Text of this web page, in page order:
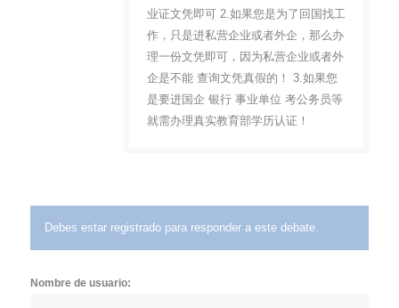
业证文凭即可 2.如果您是为了回国找工
作，只是进私营企业或者外企，那么办
理一份文凭即可，因为私营企业或者外
企是不能 查询文凭真假的！ 3.如果您
是要进国企 银行 事业单位 考公务员等
就需办理真实教育部学历认证！
Debes estar registrado para responder a este debate.
Nombre de usuario: